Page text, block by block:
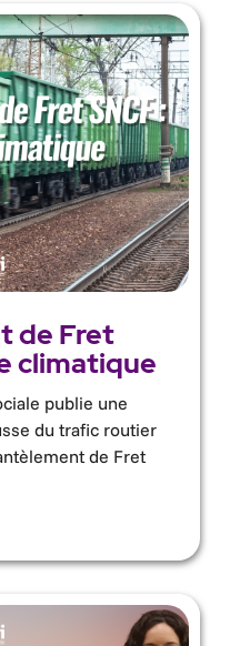
de Fret
climatique
publie une
du trafic routier
de Fret